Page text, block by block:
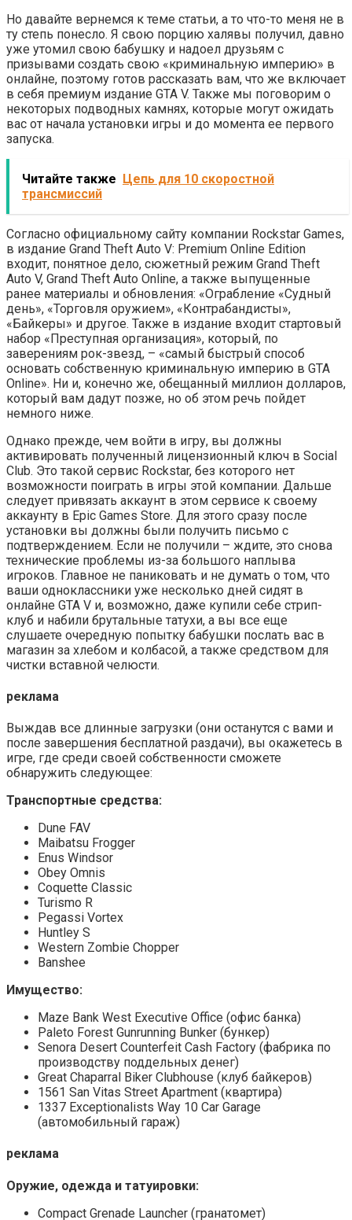
Но давайте вернемся к теме статьи, а то что-то меня не в
ту степь понесло. Я свою порцию халявы получил, давно
уже утомил свою бабушку и надоел друзьям с
призывами создать свою «криминальную империю» в
онлайне, поэтому готов рассказать вам, что же включает
в себя премиум издание GTA V. Также мы поговорим о
некоторых подводных камнях, которые могут ожидать
вас от начала установки игры и до момента ее первого
запуска.
Читайте также Цепь для 10 скоростной
трансмиссий
Согласно официальному сайту компании Rockstar Games,
в издание Grand Theft Auto V: Premium Online Edition
входит, понятное дело, сюжетный режим Grand Theft
Auto V, Grand Theft Auto Online, а также выпущенные
ранее материалы и обновления: «Ограбление «Судный
день», «Торговля оружием», «Контрабандисты»,
«Байкеры» и другое. Также в издание входит стартовый
набор «Преступная организация», который, по
заверениям рок-звезд, – «самый быстрый способ
основать собственную криминальную империю в GTA
Online». Ни и, конечно же, обещанный миллион долларов,
который вам дадут позже, но об этом речь пойдет
немного ниже.
Однако прежде, чем войти в игру, вы должны
активировать полученный лицензионный ключ в Social
Club. Это такой сервис Rockstar, без которого нет
возможности поиграть в игры этой компании. Дальше
следует привязать аккаунт в этом сервисе к своему
аккаунту в Epic Games Store. Для этого сразу после
установки вы должны были получить письмо с
подтверждением. Если не получили – ждите, это снова
технические проблемы из-за большого наплыва
игроков. Главное не паниковать и не думать о том, что
ваши одноклассники уже несколько дней сидят в
онлайне GTA V и, возможно, даже купили себе стрип-
клуб и набили брутальные татухи, а вы все еще
слушаете очередную попытку бабушки послать вас в
магазин за хлебом и колбасой, а также средством для
чистки вставной челюсти.
реклама
Выждав все длинные загрузки (они останутся с вами и
после завершения бесплатной раздачи), вы окажетесь в
игре, где среди своей собственности сможете
обнаружить следующее:
Транспортные средства:
Dune FAV
Maibatsu Frogger
Enus Windsor
Obey Omnis
Coquette Classic
Turismo R
Pegassi Vortex
Huntley S
Western Zombie Chopper
Banshee
Имущество:
Maze Bank West Executive Office (офис банка)
Paleto Forest Gunrunning Bunker (бункер)
Senora Desert Counterfeit Cash Factory (фабрика по
производству поддельных денег)
Great Chaparral Biker Clubhouse (клуб байкеров)
1561 San Vitas Street Apartment (квартира)
1337 Exceptionalists Way 10 Car Garage
(автомобильный гараж)
реклама
Оружие, одежда и татуировки:
Compact Grenade Launcher (гранатомет)